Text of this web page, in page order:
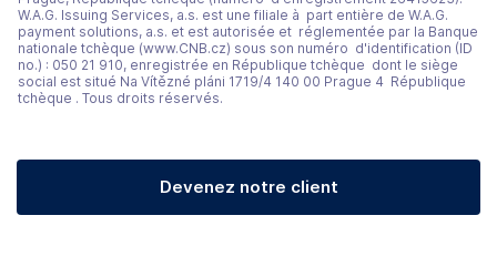
W.A.G. Issuing Services, a.s. est une filiale à part entière de W.A.G.
payment solutions, a.s. et est autorisée et réglementée par la Banque
nationale tchèque (www.CNB.cz) sous son numéro d'identification (ID
no.) : 050 21 910, enregistrée en République tchèque dont le siège
social est situé Na Vítězné pláni 1719/4 140 00 Prague 4 République
tchèque . Tous droits réservés.
Devenez notre client